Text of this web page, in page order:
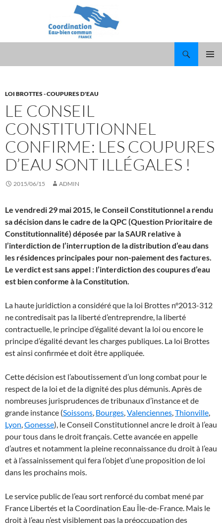
LOI BROTTES - COUPURES D'EAU
LE CONSEIL
CONSTITUTIONNEL
CONFIRME: LES COUPURES
D’EAU SONT ILLÉGALES !
2015/06/15 ADMIN
Le vendredi 29 mai 2015, le Conseil Constitutionnel a rendu
sa décision dans le cadre de la QPC (Question Prioritaire de
Constitutionnalité) déposée par la SAUR relative à
l’interdiction de l’interruption de la distribution d’eau dans
les résidences principales pour non-paiement des factures.
Le verdict est sans appel : l’interdiction des coupures d’eau
est bien conforme à la Constitution.
La haute juridiction a considéré que la loi Brottes n°2013-312
ne contredisait pas la liberté d’entreprendre, la liberté
contractuelle, le principe d’égalité devant la loi ou encore le
principe d’égalité devant les charges publiques. La loi Brottes
est ainsi confirmée et doit être appliquée.
Cette décision est l’aboutissement d’un long combat pour le
respect de la loi et de la dignité des plus démunis. Après de
nombreuses jurisprudences de tribunaux d’instance et de
grande instance (Soissons, Bourges,Valenciennes,Thionville,
Lyon,Gonesse), le Conseil Constitutionnel ancre le droit à l’eau
pour tous dans le droit français. Cette avancée en appelle
d’autres et notamment la pleine reconnaissance du droit à l’eau
et à l’assainissement qui fera l’objet d’une proposition de loi
dans les prochains mois.
Le service public de l’eau sort renforcé du combat mené par
France Libertés et la Coordination Eau Île-de-France. Mais le
droit à l’eau n’est visiblement pas la préoccupation des